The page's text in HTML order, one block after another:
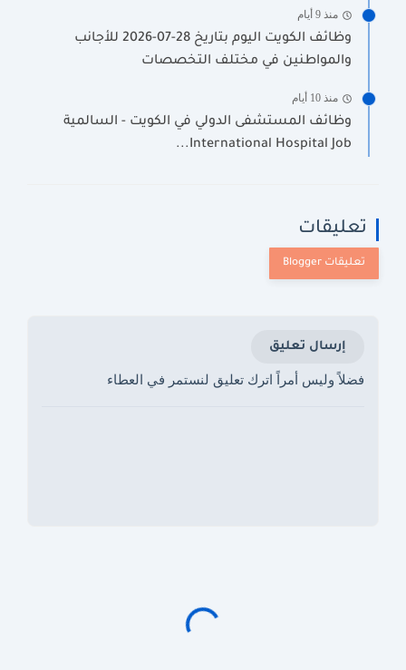
منذ 9 أيام
وظائف الكويت اليوم بتاريخ 28-07-2026 للأجانب
والمواطنين في مختلف التخصصات
منذ 10 أيام
وظائف المستشفى الدولي في الكويت - السالمية
International Hospital Job...
تعليقات
إرسال تعليق
فضلاً وليس أمراً اترك تعليق لنستمر في العطاء